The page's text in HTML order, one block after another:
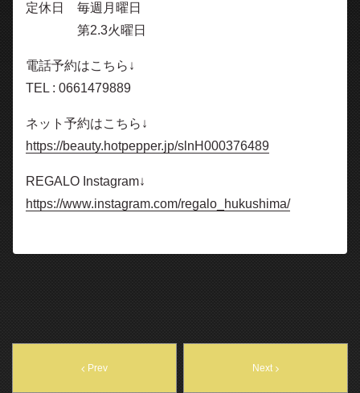
定休日 毎週月曜日
第2.3火曜日
電話予約はこちら↓
TEL : 0661479889
ネット予約はこちら↓
https://beauty.hotpepper.jp/slnH000376489
REGALO Instagram↓
https://www.instagram.com/regalo_hukushima/
Prev Next